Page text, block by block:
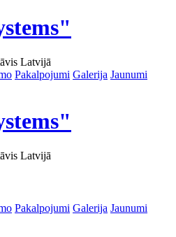
Latvijā
Pakalpojumi Galerija Jaunumi
Latvijā
Pakalpojumi Galerija Jaunumi